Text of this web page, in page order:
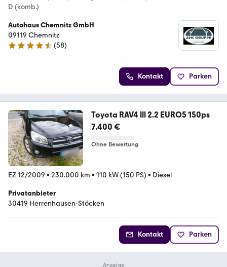
D (komb.)
Autohaus Chemnitz GmbH
09119 Chemnitz
4.3 Sterne
(58)
Kontakt Parken
Toyota RAV4 lll 2.2 EURO5 150ps
7.400 €
Ohne Bewertung
EZ 12/2009 • 230.000 km • 110 kW (150 PS) • Diesel
Privatanbieter
30419 Herrenhausen-Stöcken
Kontakt Parken